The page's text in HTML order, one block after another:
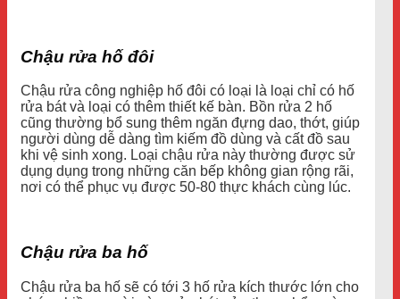
Chậu rửa hố đôi
Chậu rửa công nghiệp hố đôi có loại là loại chỉ có hố
rửa bát và loại có thêm thiết kế bàn. Bồn rửa 2 hố
cũng thường bổ sung thêm ngăn đựng dao, thớt, giúp
người dùng dễ dàng tìm kiếm đồ dùng và cất đồ sau
khi vệ sinh xong. Loại chậu rửa này thường được sử
dụng dụng trong những căn bếp không gian rộng rãi,
nơi có thể phục vụ được 50-80 thực khách cùng lúc.
Chậu rửa ba hố
Chậu rửa ba hố sẽ có tới 3 hố rửa kích thước lớn cho